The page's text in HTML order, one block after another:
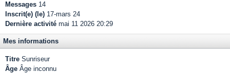
Messages 14
Inscrit(e) (le) 17-mars 24
Dernière activité mai 11 2026 20:29
Mes informations
Titre Sunriseur
Âge Âge inconnu